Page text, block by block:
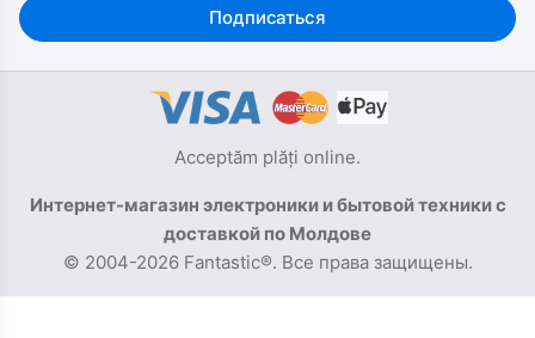
Подписаться
Acceptăm plăți online.
Интернет-магазин электроники и бытовой техники с
доставкой по Молдове
© 2004-2026 Fantastic®. Все права защищены.